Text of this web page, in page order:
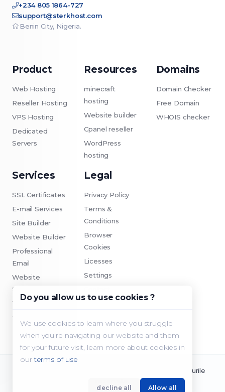
+234 805 1864-727
support@sterkhost.com
Benin City, Nigeria.
Product
Web Hosting
Reseller Hosting
VPS Hosting
Dedicated
Servers
Resources
minecraft
hosting
Website builder
Cpanel reseller
WordPress
hosting
Domains
Domain Checker
Free Domain
WHOIS checker
Services
SSL Certificates
E-mail Services
Site Builder
Website Builder
Professional
Email
Website
Security
Website Backup
SEO Tools
Legal
Privacy Policy
Terms &
Conditions
Browser
Cookies
Licesses
Settings
Copyright © 2026 SterkHost Solutions. Toate drepturile
Do you allow us to use cookies ?
We use cookies to learn where you struggle
when you're navigating our website and them
for your future visit, learn more about cookies in
ourterms of use
decline all Allow all